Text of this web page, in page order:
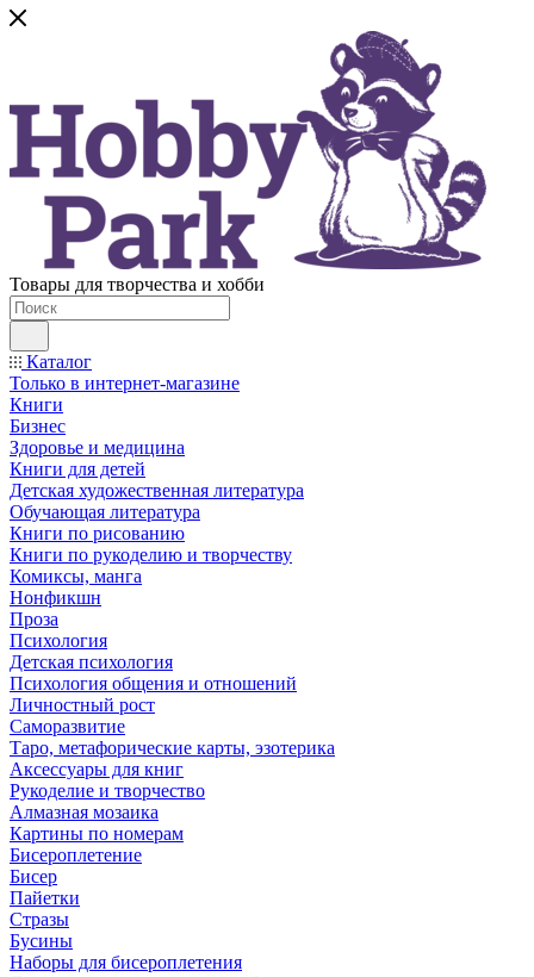
Товары для творчества и хобби
Каталог
Только в интернет-магазине
Книги
Бизнес
Здоровье и медицина
Книги для детей
Детская художественная литература
Обучающая литература
Книги по рисованию
Книги по рукоделию и творчеству
Комиксы, манга
Нонфикшн
Проза
Психология
Детская психология
Психология общения и отношений
Личностный рост
Саморазвитие
Таро, метафорические карты, эзотерика
Аксессуары для книг
Рукоделие и творчество
Алмазная мозаика
Картины по номерам
Бисероплетение
Бисер
Пайетки
Стразы
Бусины
Наборы для бисероплетения